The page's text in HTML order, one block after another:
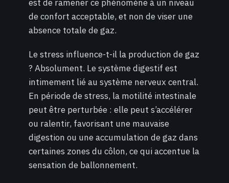
est de ramener ce phénomène à un niveau
de confort acceptable, et non de viser une
absence totale de gaz.
Le stress influence-t-il la production de gaz
? Absolument. Le système digestif est
intimement lié au système nerveux central.
En période de stress, la motilité intestinale
peut être perturbée : elle peut s’accélérer
ou ralentir, favorisant une mauvaise
digestion ou une accumulation de gaz dans
certaines zones du côlon, ce qui accentue la
sensation de ballonnement.